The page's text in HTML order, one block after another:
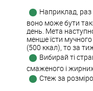
Наприклад,
воно може бути
день. Мета
менше їсти
(500 ккал), то за
Вибирай ті
смаженого і жирних
Стеж за